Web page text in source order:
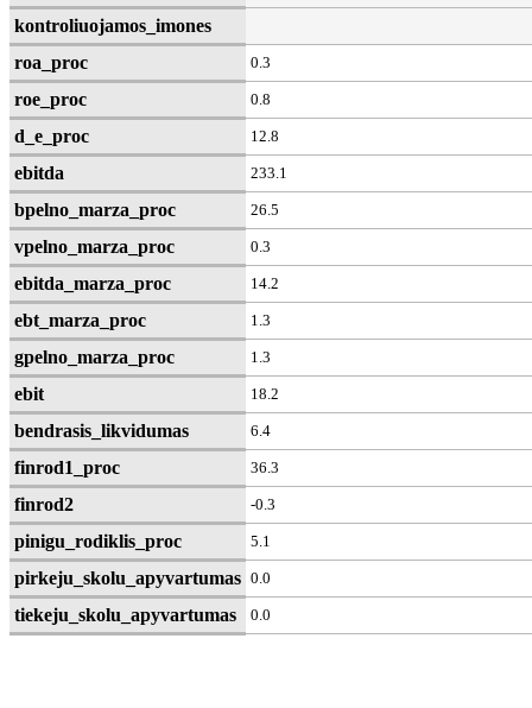
kontroliuojamos_imones
roa_proc
0.3
roe_proc 0.8
d_e_proc 12.8
ebitda 233.1
bpelno_marza_proc 26.5
vpelno_marza_proc 0.3
ebitda_marza_proc 14.2
ebt_marza_proc 1.3
gpelno_marza_proc 1.3
ebit 18.2
bendrasis_likvidumas 6.4
finrod1_proc 36.3
finrod2 -0.3
pinigu_rodiklis_proc 5.1
pirkeju_skolu_apyvartumas 0.0
tiekeju_skolu_apyvartumas 0.0